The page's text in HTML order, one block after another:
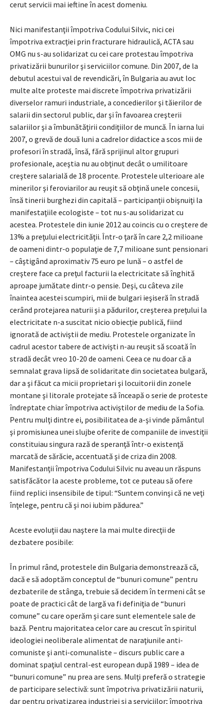
cerut servicii mai ieftine în acest domeniu.
Nici manifestanţii împotriva Codului Silvic, nici cei
împotriva extracţiei prin fracturare hidraulică, ACTA sau
OMG nu s-au solidarizat cu cei care protestau împotriva
privatizării bunurilor şi serviciilor comune. Din 2007, de la
debutul acestui val de revendicări, în Bulgaria au avut loc
multe alte proteste mai discrete împotriva privatizării
diverselor ramuri industriale, a concedierilor şi tăierilor de
salarii din sectorul public, dar şi în favoarea creşterii
salariilor şi a îmbunătăţirii condiţiilor de muncă. În iarna lui
2007, o grevă de două luni a cadrelor didactice a scos mii de
profesori în stradă, însă, fără sprijinul altor grupuri
profesionale, aceştia nu au obţinut decât o umilitoare
creştere salarială de 18 procente. Protestele ulterioare ale
minerilor şi feroviarilor au reuşit să obţină unele concesii,
însă tinerii burghezi din capitală – participanţii obişnuiţi la
manifestaţiile ecologiste – tot nu s-au solidarizat cu
acestea. Protestele din iunie 2012 au coincis cu o creştere de
13% a preţului electricităţii. Într-o ţară în care 2,2 milioane
de oameni dintr-o populaţie de 7,7 milioane sunt pensionari
– câştigând aproximativ 75 euro pe lună – o astfel de
creştere face ca preţul facturii la electricitate să înghită
aproape jumătate dintr-o pensie. Deşi, cu câteva zile
înaintea acestei scumpiri, mii de bulgari ieşiseră în stradă
cerând protejarea naturii şi a pădurilor, creşterea preţului la
electricitate n-a suscitat nicio obiecţie publică, fiind
ignorată de activiştii de mediu. Protestele organizate în
cadrul acestor tabere de activişti n-au reuşit să scoată în
stradă decât vreo 10-20 de oameni. Ceea ce nu doar că a
semnalat grava lipsă de solidaritate din societatea bulgară,
dar a şi făcut ca micii proprietari şi locuitorii din zonele
montane şi litorale protejate să înceapă o serie de proteste
îndreptate chiar împotriva activiştilor de mediu de la Sofia.
Pentru mulţi dintre ei, posibilitatea de a-şi vinde pământul
şi promisiunea unei slujbe oferite de companiile de investiţii
constituiau singura rază de speranţă într-o existenţă
marcată de sărăcie, accentuată şi de criza din 2008.
Manifestanţii împotriva Codului Silvic nu aveau un răspuns
satisfăcător la aceste probleme, tot ce puteau să ofere
fiind replici insensibile de tipul: “Suntem convinşi că ne veţi
înţelege, pentru că şi noi iubim pădurea.”
Aceste evoluţii dau naştere la mai multe direcţii de
dezbatere posibile:
În primul rând, protestele din Bulgaria demonstrează că,
dacă e să adoptăm conceptul de “bunuri comune” pentru
dezbaterile de stânga, trebuie să decidem în termeni cât se
poate de practici cât de largă va fi definiţia de “bunuri
comune” cu care operăm şi care sunt elementele sale de
bază. Pentru majoritatea celor care au crescut în spiritul
ideologiei neoliberale alimentat de naraţiunile anti-
comuniste şi anti-comunaliste – discurs public care a
dominat spaţiul central-est european după 1989 – idea de
“bunuri comune” nu prea are sens. Mulţi preferă o strategie
de participare selectivă: sunt împotriva privatizării naturii,
dar pentru privatizarea industriei şi a serviciilor; împotriva